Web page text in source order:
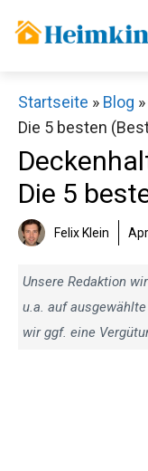
Inhalt
Startseite » Blog »
Die 5 besten
Die 5
Felix Klein
Unsere Redaktion
u.a. auf
wir ggf. eine